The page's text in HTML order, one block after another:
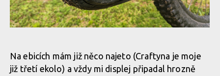
Testovací kolo Mondraker Crafty R
Bosch ePowered
Na ebicích mám již něco najeto (Craftyna je moje
již třetí ekolo) a vždy mi displej připadal hrozně